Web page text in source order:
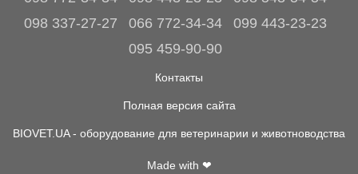
098 337-27-27
066 772-34-34
099 443-23-23
095 459-90-90
Контакты
Полная версия сайта
BIOVET.UA - оборудование для ветеринарии и животноводства
Made with ❤